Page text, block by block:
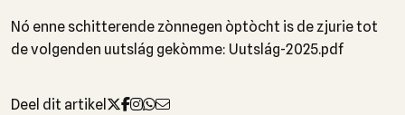
Nó enne schitterende zònnegen òptòcht is de zjurie tot
de volgenden uutslág gekòmme: Uutslág-2025.pdf
Deel dit artikel